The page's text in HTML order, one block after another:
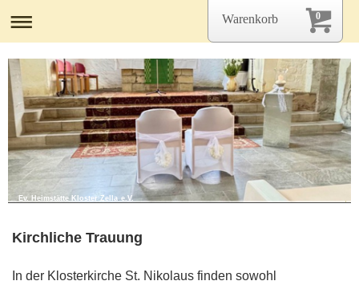
Ev. Heimstätte Kloster Zella e.V.
Kirchliche Trauung
In der Klosterkirche St. Nikolaus finden sowohl
0
Warenkorb